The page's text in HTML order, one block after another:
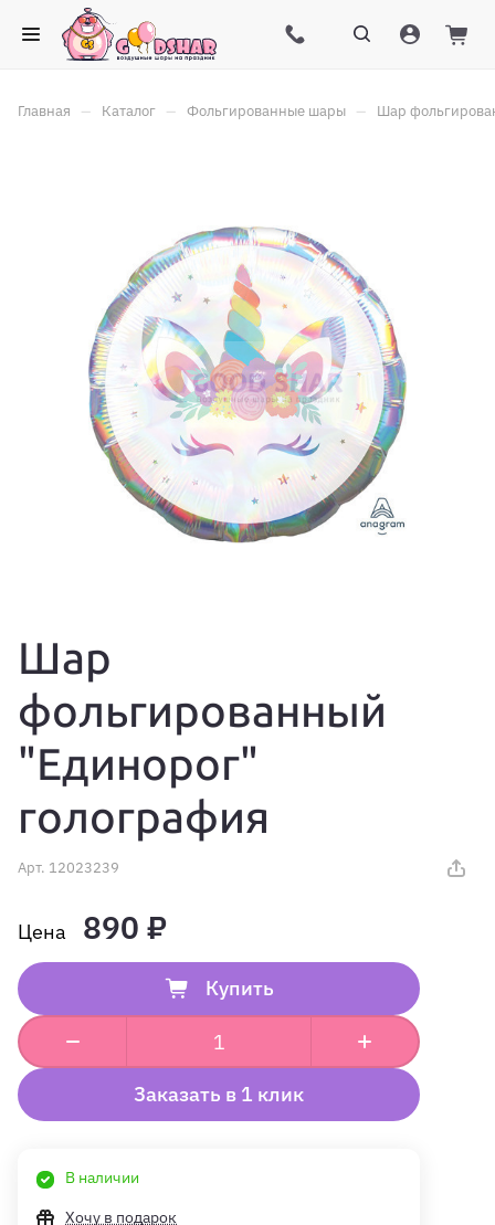
Главная – Каталог – Фольгированные шары – Шар
Шар
фольгированный
"Единорог"
голография
Арт. 12023239
890 ₽
Купить
Заказать в 1 клик
В наличии
Хочу в подарок